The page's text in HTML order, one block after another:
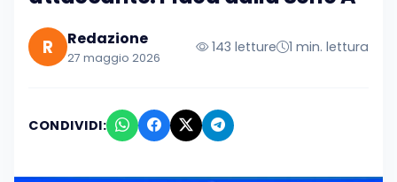
R Redazione
27 maggio 2026
143 letture 1 min. lettura
CONDIVIDI: